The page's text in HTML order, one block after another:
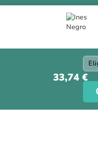
33,74 €
Formas y gastos de envíos
Protección a Compradores
Nuestra Tienda
Síguenos en nuestras